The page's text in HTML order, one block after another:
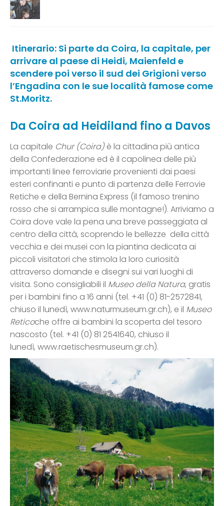
Itinerario: Si parte da Coira, la capitale, per
arrivare al paese di Heidi, Maienfeld e
scendere poi verso il sud dei Grigioni verso
l’Engadina con le sue località famose come
St.Moritz.
Da Coira ad Heidiland fino a Davos
La capitale Chur (Coira) è la cittadina più antica
della Confederazione ed è il capolinea delle più
importanti linee ferroviarie provenienti dai paesi
esteri confinanti e punto di partenza delle Ferrovie
Retiche e della Bernina Express (il famoso trenino
rosso che si arrampica sulle montagne!). Arriviamo a
Coira dove vale la pena una breve passeggiata al
centro della città, scoprendo le bellezze della città
vecchia e dei musei con la piantina dedicata ai
piccoli visitatori che stimola la loro curiosità
attraverso domande e disegni sui vari luoghi di
visita. Sono consigliabili il Museo della Natura, gratis
per i bambini fino a 16 anni (tel. +41 (0) 81-2572841,
chiuso il lunedì, www.naturmuseum.gr.ch), e il Museo
Reticoche offre ai bambini la scoperta del tesoro
nascosto (tel. +41 (0) 81 2541640, chiuso il
lunedì, www.raetischesmuseum.gr.ch).